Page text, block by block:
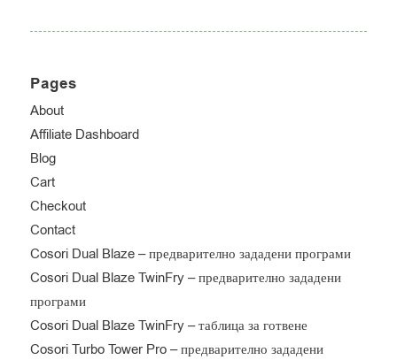
Pages
About
Affiliate Dashboard
Blog
Cart
Checkout
Contact
Cosori Dual Blaze – предварително зададени програми
Cosori Dual Blaze TwinFry – предварително зададени
програми
Cosori Dual Blaze TwinFry – таблица за готвене
Cosori Turbo Tower Pro – предварително зададени